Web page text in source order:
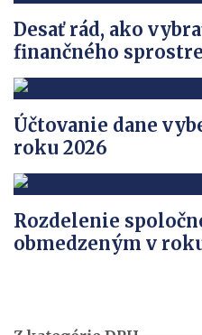
Desať rád, ako
finančného
Účtovanie dane
roku 2026
Rozdelenie
obmedzeným v